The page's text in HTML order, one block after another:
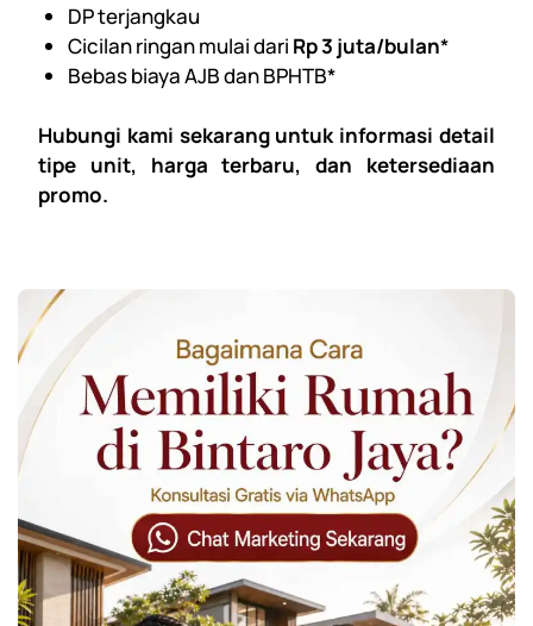
DP terjangkau
Cicilan ringan mulai dari Rp 3 juta/bulan*
Bebas biaya AJB dan BPHTB*
Hubungi kami sekarang untuk informasi detail
tipe unit, harga terbaru, dan ketersediaan
promo.